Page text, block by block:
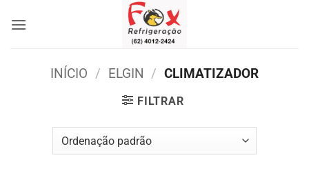
INÍCIO / ELGIN / CLIMATIZADOR
FILTRAR